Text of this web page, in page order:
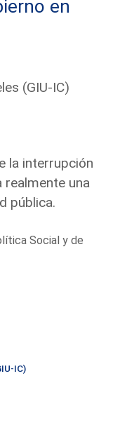
en
(GIU-IC)
la interrupción
realmente una
pública.
Social y de
IC)